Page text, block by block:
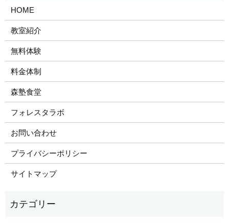
HOME
教室紹介
無料体験
料金体制
森塾食堂
フォレスタラボ
お問い合わせ
プライバシーポリシー
サイトマップ